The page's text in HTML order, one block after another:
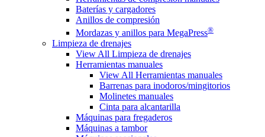
Baterías y cargadores
Anillos de compresión
Mordazas y anillos para MegaPress®
Limpieza de drenajes
View All Limpieza de drenajes
Herramientas manuales
View All Herramientas manuales
Barrenas para inodoros/mingitorios
Molinetes manuales
Cinta para alcantarilla
Máquinas para fregaderos
Máquinas a tambor